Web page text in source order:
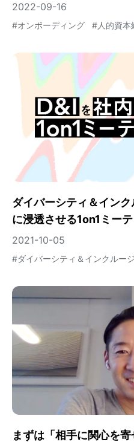
2022-09-16
#オンボーディング #人的資本
ダイバーシティ＆イン
に浸透させる1on1ミー
2021-10-05
#ダイバーシティ＆インクルー
まずは「相手に関心を